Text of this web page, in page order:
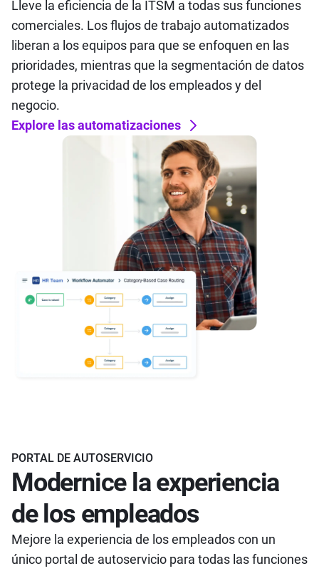
Lleve la eficiencia de la ITSM a todas sus funciones
comerciales. Los flujos de trabajo automatizados
liberan a los equipos para que se enfoquen en las
prioridades, mientras que la segmentación de datos
protege la privacidad de los empleados y del
negocio.
Explore las automatizaciones
PORTAL DE AUTOSERVICIO
Modernice la experiencia
de los empleados
Mejore la experiencia de los empleados con un
único portal de autoservicio para todas las funciones